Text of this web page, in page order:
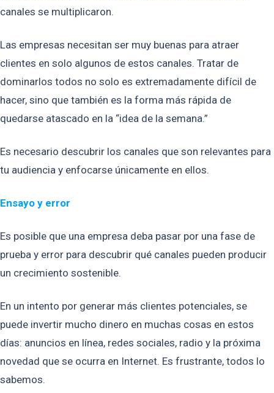
canales se multiplicaron.
Las empresas necesitan ser muy buenas para atraer
clientes en solo algunos de estos canales. Tratar de
dominarlos todos no solo es extremadamente difícil de
hacer, sino que también es la forma más rápida de
quedarse atascado en la “idea de la semana.”
Es necesario descubrir los canales que son relevantes para
tu audiencia y enfocarse únicamente en ellos.
Ensayo y error
Es posible que una empresa deba pasar por una fase de
prueba y error para descubrir qué canales pueden producir
un crecimiento sostenible.
En un intento por generar más clientes potenciales, se
puede invertir mucho dinero en muchas cosas en estos
días: anuncios en línea, redes sociales, radio y la próxima
novedad que se ocurra en Internet. Es frustrante, todos lo
sabemos.